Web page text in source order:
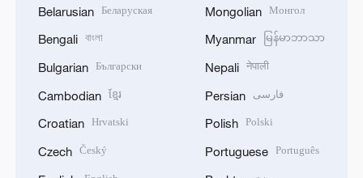
Belarusian Беларуская
Bengali বাংলা
Bulgarian Български
Cambodian ខ្មែរ
Croatian Hrvatski
Czech Český
Mongolian Монгол
Myanmar မြန်မာဘာသာ
Nepali नेपाली
Persian فارسی
Polish Polski
Portuguese Português